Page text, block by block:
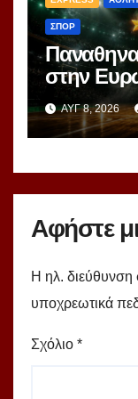
ΣΠΟΡ
στην
βλέπουν
ΑΥΓ 8, 2026
Αφήστε
Η ηλ. διεύθυνση
υποχρεωτικά
Σχόλιο *